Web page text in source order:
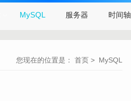
MySQL 服务器 时间轴
您现在的位置是： 首页 > MySQL